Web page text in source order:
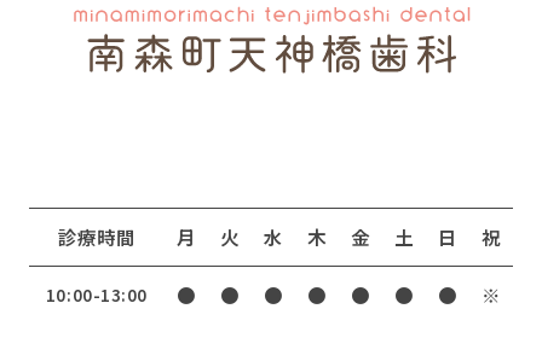
診療時間 月 火 水 木 金 土 日 祝
10:00-13:00 ● ● ● ● ● ● ● ※